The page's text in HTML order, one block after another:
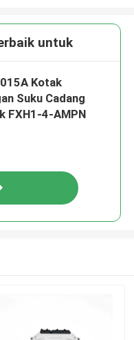
untuk
Kotak
Suku Cadang
FXH1-4-AMPN